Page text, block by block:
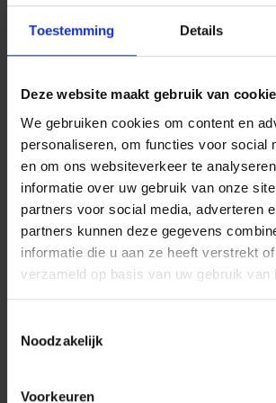
Toestemming Details
Deze website maakt gebruik van
We gebruiken cookies om content en
personaliseren, om functies voor social
en om ons websiteverkeer te
informatie over uw gebruik van onze
partners voor social media, adverteren
partners kunnen deze gegevens
informatie die u aan ze heeft verstrekt
verzameld op basis van uw gebruik van
Noodzakelijk
Voorkeuren
Een overzicht van uw
Bekijk uw verzekeringen in uw
MyVivium. U vindt er een overzicht van
dekkingen. Goed voor uw gemoedsrust!